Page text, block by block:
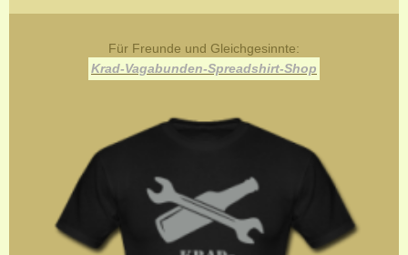
Für Freunde und Gleichgesinnte:
Krad-Vagabunden-Spreadshirt-Shop